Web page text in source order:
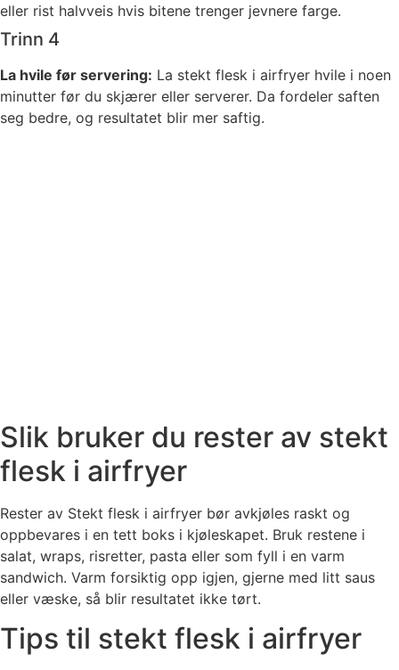
eller rist halvveis hvis bitene trenger jevnere farge.
Trinn 4
La hvile før servering: La stekt flesk i airfryer hvile i noen
minutter før du skjærer eller serverer. Da fordeler saften
seg bedre, og resultatet blir mer saftig.
Slik bruker du rester av stekt
flesk i airfryer
Rester av Stekt flesk i airfryer bør avkjøles raskt og
oppbevares i en tett boks i kjøleskapet. Bruk restene i
salat, wraps, risretter, pasta eller som fyll i en varm
sandwich. Varm forsiktig opp igjen, gjerne med litt saus
eller væske, så blir resultatet ikke tørt.
Tips til stekt flesk i airfryer